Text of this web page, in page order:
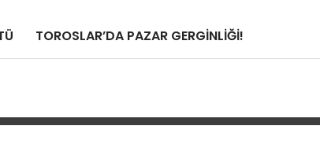
TOROSLAR’DA PAZAR GERGİNLİĞİ!